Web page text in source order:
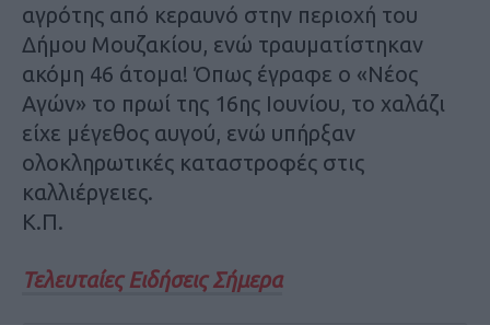
αγρότης από κεραυνό στην περιοχή του
Δήμου Μουζακίου, ενώ τραυματίστηκαν
ακόμη 46 άτομα! Όπως έγραφε ο «Νέος
Αγών» το πρωί της 16ης Ιουνίου, το χαλάζι
είχε μέγεθος αυγού, ενώ υπήρξαν
ολοκληρωτικές καταστροφές στις
καλλιέργειες.
Κ.Π.
Τελευταίες Ειδήσεις Σήμερα